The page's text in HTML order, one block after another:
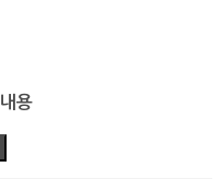
내용